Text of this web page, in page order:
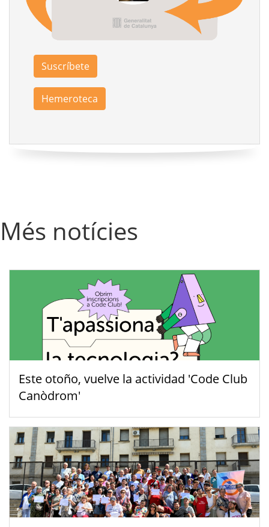
Suscríbete
Hemeroteca
Més notícies
Este otoño, vuelve la actividad 'Code Club
Canòdrom'